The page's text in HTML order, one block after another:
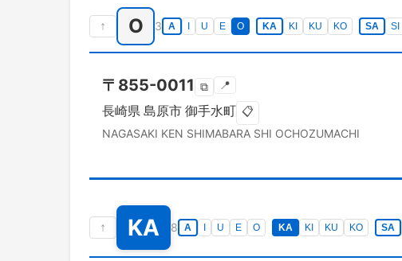
↑ O 3 A U E O KA KI KU KO SA SI
〒 855-0011 ⧉ 📍
長崎県 島原市 御手水町 📋
NAGASAKI KEN SHIMABARA SHI OCHOZUMACHI
↑ KA 8 A U E O KA KI KU KO SA